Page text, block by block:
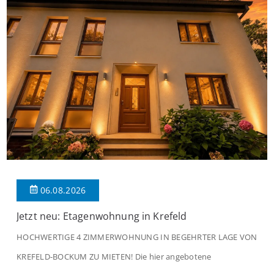
06.08.2026
Jetzt neu: Etagenwohnung in Krefeld
HOCHWERTIGE 4 ZIMMERWOHNUNG IN BEGEHRTER LAGE VON
KREFELD-BOCKUM ZU MIETEN! Die hier angebotene